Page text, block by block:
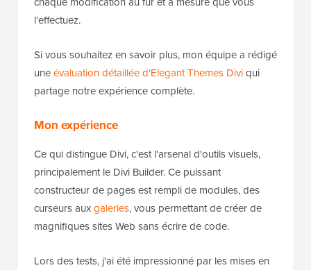
l'effectuez.
Si vous souhaitez en savoir plus, mon équipe a rédigé
uneévaluation détaillée d'Elegant Themes Diviqui
partage notre expérience complète.
Mon expérience
Ce qui distingue Divi, c'est l'arsenal d'outils visuels,
principalement le Divi Builder. Ce puissant
constructeur de pages est rempli de modules, des
curseurs auxgaleries, vous permettant de créer de
magnifiques sites Web sans écrire de code.
Lors des tests, j'ai été impressionné par les mises en